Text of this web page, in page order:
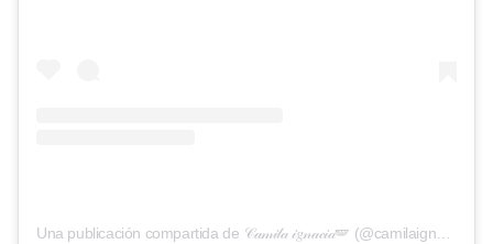
Una publicación compartida de 𝒞𝒶𝓂𝒾𝓁𝒶 𝒾𝑔𝓃𝒶𝒸𝒾𝒶🪽 (@camilaignnacia)